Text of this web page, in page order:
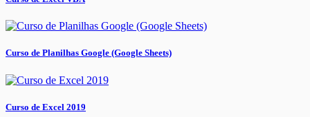
Curso de Planilhas Google (Google Sheets)
Curso de Excel 2019